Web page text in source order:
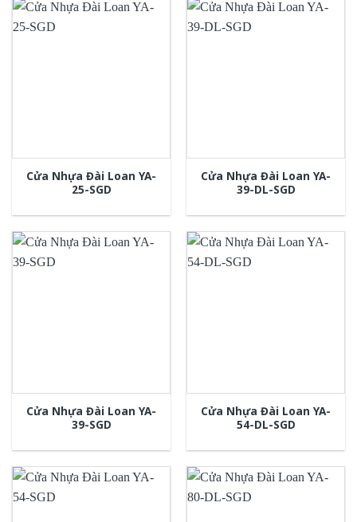
Cửa Nhựa Đài Loan YA-
25-SGD
Cửa Nhựa Đài Loan YA-
39-DL-SGD
Cửa Nhựa Đài Loan YA-
39-SGD
Cửa Nhựa Đài Loan YA-
54-DL-SGD